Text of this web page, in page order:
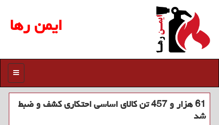
ایمن رها
منو
61 هزار و 457 تن کالای اساسی احتکاری کشف و ضبط
شد